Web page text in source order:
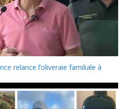
relance l’oliveraie familiale à